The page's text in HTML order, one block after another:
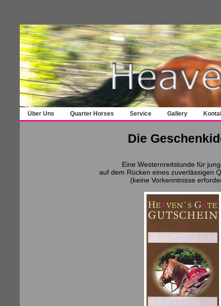
Über Uns Quarter Horses Service Gallery
Die
Eine Westernreitstunde für
auf dem Rücken eines zuverlässigen
(keine Vorkenntnisse